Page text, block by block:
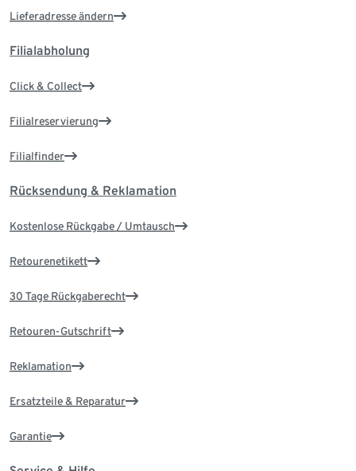
Lieferadresse ändern
Filialabholung
Click & Collect
Filialreservierung
Filialfinder
Rücksendung & Reklamation
Kostenlose Rückgabe / Umtausch
Retourenetikett
30 Tage Rückgaberecht
Retouren-Gutschrift
Reklamation
Ersatzteile & Reparatur
Garantie